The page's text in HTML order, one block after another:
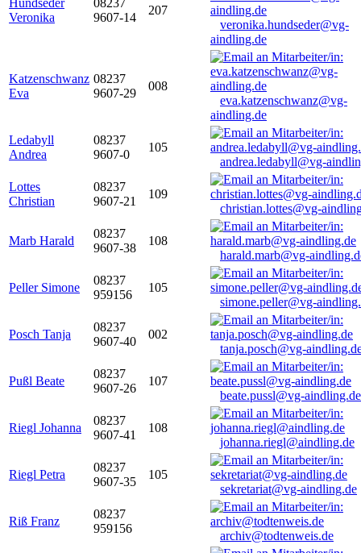
Hundseder
Veronika
08237
9607-14
207
veronika.hundseder@vg-
aindling.de
Katzenschwanz
Eva
08237
9607-29
008
eva.katzenschwanz@vg-
aindling.de
Ledabyll
Andrea
08237
9607-0
105
andrea.ledabyll@vg-
Lottes
Christian
08237
9607-21
109
christian.lottes@vg-
Marb Harald
08237
9607-38
108
harald.marb@vg-
Peller Simone
08237
959156
105
simone.peller@vg-
Posch Tanja
08237
9607-40
002
tanja.posch@vg-
Pußl Beate
08237
9607-26
107
beate.pussl@vg-aindling.de
Riegl Johanna
08237
9607-41
108
johanna.riegl@aindling.de
Riegl Petra
08237
9607-35
105
sekretariat@vg-aindling.de
Riß Franz
08237
959156
archiv@todtenweis.de